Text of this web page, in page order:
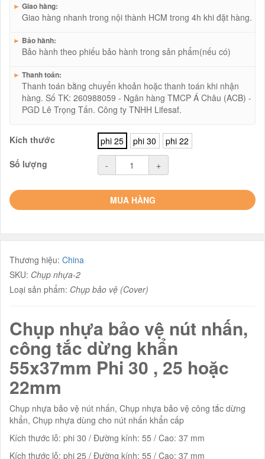
► Giao hàng:
Giao hàng nhanh trong nội thành HCM trong 4h khi đặt hàng.
► Bảo hành:
Bảo hành theo phiếu bảo hành trong sản phẩm(nếu có)
► Thanh toán:
Thanh toán bằng chuyển khoản hoặc thanh toán khi nhận
hàng. Số TK: 260988059 - Ngân hàng TMCP Á Châu (ACB) -
PGD Lê Trọng Tấn. Công ty TNHH Lifesaf.
Kích thước phi 25 phi 30
phi 22
Số lượng
- +
MUA HÀNG
Thương hiệu: China
SKU: Chụp nhựa-2
Loại sản phẩm: Chụp bảo vệ (Cover)
Chụp nhựa bảo vệ nút nhấn,
công tắc dừng khẩn
55x37mm Phi 30 , 25 hoặc
22mm
Chụp nhựa bảo vệ nút nhấn, Chụp nhựa bảo vệ công tắc dừng
khẩn, Chụp nhựa dùng cho nút nhấn khẩn cấp
Kích thước lỗ: phi 30 / Đường kính: 55 / Cao: 37 mm
Kích thước lỗ: phi 25 / Đường kính: 55 / Cao: 37 mm